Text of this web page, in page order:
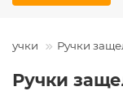
ручки Ручки
Ручки